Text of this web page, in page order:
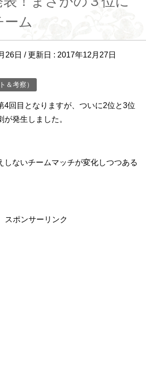
ーム
26日 / 更新日 : 2017年12月27日
＆考察）
4回目となりますが、ついに2位と3位
発生しました。
しないチームマッチが変化しつつある
スポンサーリンク